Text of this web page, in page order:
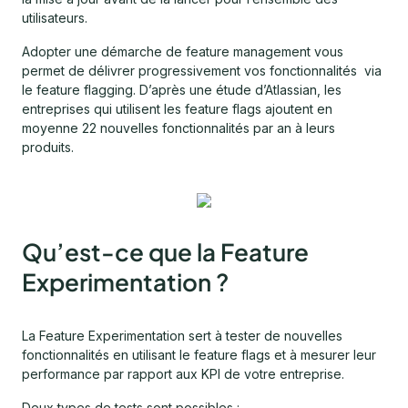
utilisateurs.
Adopter une démarche de feature management vous
permet de délivrer progressivement vos fonctionnalités via
le feature flagging. D’après une étude d’Atlassian, les
entreprises qui utilisent les feature flags ajoutent en
moyenne 22 nouvelles fonctionnalités par an à leurs
produits.
Qu’est-ce que la Feature
Experimentation ?
La Feature Experimentation sert à tester de nouvelles
fonctionnalités en utilisant le feature flags et à mesurer leur
performance par rapport aux KPI de votre entreprise.